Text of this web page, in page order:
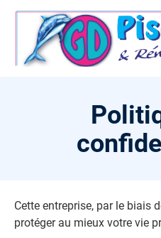
Cette entreprise, par le biais
protéger au mieux votre vie